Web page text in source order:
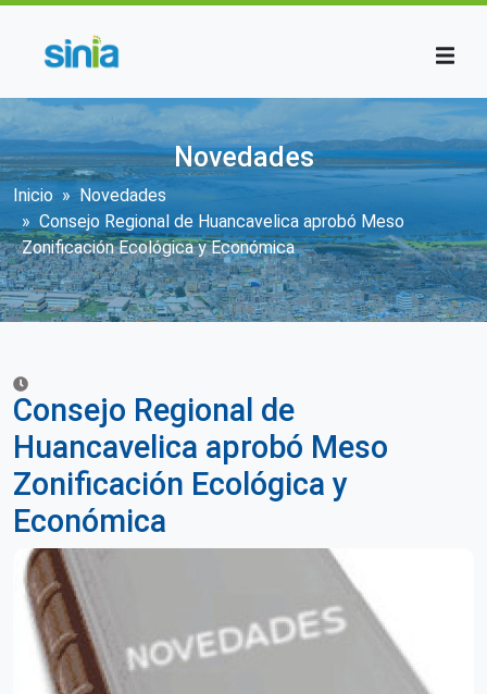
Novedades
Sobrescribir enlaces de ayuda a la
Inicio
Novedades
Consejo Regional de Huancavelica aprobó Meso
Zonificación Ecológica y Económica
Consejo Regional de
Huancavelica aprobó Meso
Zonificación Ecológica y
Económica